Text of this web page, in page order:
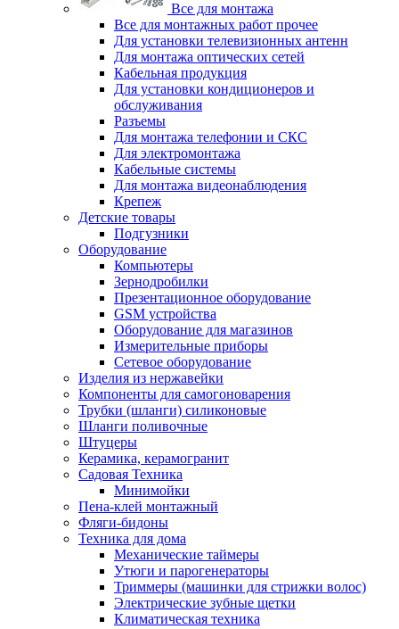
Все для монтажа
Все для монтажных работ прочее
Для установки телевизионных антенн
Для монтажа оптических сетей
Кабельная продукция
Для установки кондиционеров и
обслуживания
Разъемы
Для монтажа телефонии и СКС
Для электромонтажа
Кабельные системы
Для монтажа видеонаблюдения
Крепеж
Детские товары
Подгузники
Оборудование
Компьютеры
Зернодробилки
Презентационное оборудование
GSM устройства
Оборудование для магазинов
Измерительные приборы
Сетевое оборудование
Изделия из нержавейки
Компоненты для самогоноварения
Трубки (шланги) силиконовые
Шланги поливочные
Штуцеры
Керамика, керамогранит
Садовая Техника
Минимойки
Пена-клей монтажный
Фляги-бидоны
Техника для дома
Механические таймеры
Утюги и парогенераторы
Триммеры (машинки для стрижки волос)
Электрические зубные щетки
Климатическая техника